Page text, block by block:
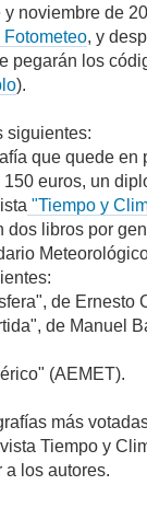
noviembre de
Fotometeo, y
pegarán los
).
siguientes:
que quede en
euros, un
"Tiempo y
dos libros por
de Ernesto
de Manuel
(AEMET).
más
Tiempo y
los autores.